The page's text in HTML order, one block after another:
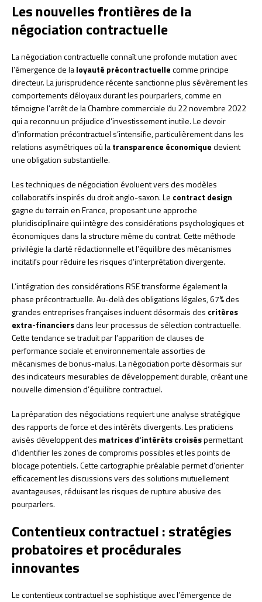
Les nouvelles frontières de la
négociation contractuelle
La négociation contractuelle connaît une profonde mutation avec
l’émergence de laloyauté précontractuellecomme principe
directeur. La jurisprudence récente sanctionne plus sévèrement les
comportements déloyaux durant les pourparlers, comme en
témoigne l’arrêt de la Chambre commerciale du 22 novembre 2022
qui a reconnu un préjudice d’investissement inutile. Le devoir
d’information précontractuel s’intensifie, particulièrement dans les
relations asymétriques où latransparence économiquedevient
une obligation substantielle.
Les techniques de négociation évoluent vers des modèles
collaboratifs inspirés du droit anglo-saxon. Le contract design
gagne du terrain en France, proposant une approche
pluridisciplinaire qui intègre des considérations psychologiques et
économiques dans la structure même du contrat. Cette méthode
privilégie la clarté rédactionnelle et l’équilibre des mécanismes
incitatifs pour réduire les risques d’interprétation divergente.
L’intégration des considérations RSE transforme également la
phase précontractuelle. Au-delà des obligations légales, 67% des
grandes entreprises françaises incluent désormais des critères
extra-financiersdans leur processus de sélection contractuelle.
Cette tendance se traduit par l’apparition de clauses de
performance sociale et environnementale assorties de
mécanismes de bonus-malus. La négociation porte désormais sur
des indicateurs mesurables de développement durable, créant une
nouvelle dimension d’équilibre contractuel.
La préparation des négociations requiert une analyse stratégique
des rapports de force et des intérêts divergents. Les praticiens
avisés développent des matrices d’intérêts croiséspermettant
d’identifier les zones de compromis possibles et les points de
blocage potentiels. Cette cartographie préalable permet d’orienter
efficacement les discussions vers des solutions mutuellement
avantageuses, réduisant les risques de rupture abusive des
pourparlers.
Contentieux contractuel : stratégies
probatoires et procédurales
innovantes
Le contentieux contractuel se sophistique avec l’émergence de